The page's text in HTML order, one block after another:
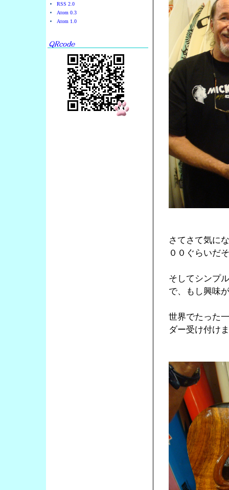
RSS 2.0
Atom 0.3
Atom 1.0
さてさて気に
００ぐらいだ
そしてシンプ
で、もし興味
世界でたった
ダー受け付け